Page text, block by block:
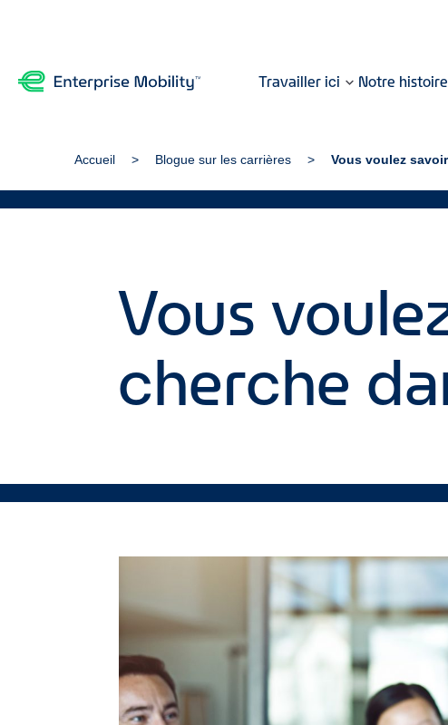
Travailler ici Notre histoire
Accueil Blogue sur les carrières Vous voulez
Vous
cherche